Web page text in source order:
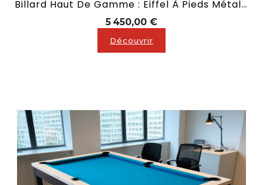
Billard Haut De Gamme : Eiffel À Pieds Métallique
5 450,00 €Prix
Découvrir